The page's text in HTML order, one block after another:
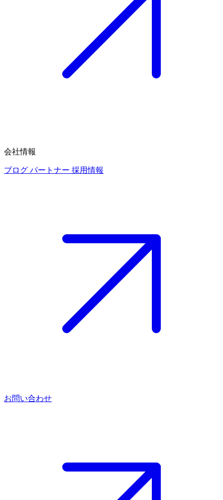
会社情報
ブログ パートナー 採用情報
お問い合わせ